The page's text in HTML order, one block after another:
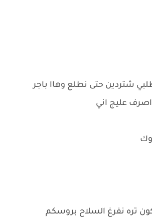
شتردين حتى نطلع وهاا باجر
عليج اني
تره نفرغ السلاح بروسكم